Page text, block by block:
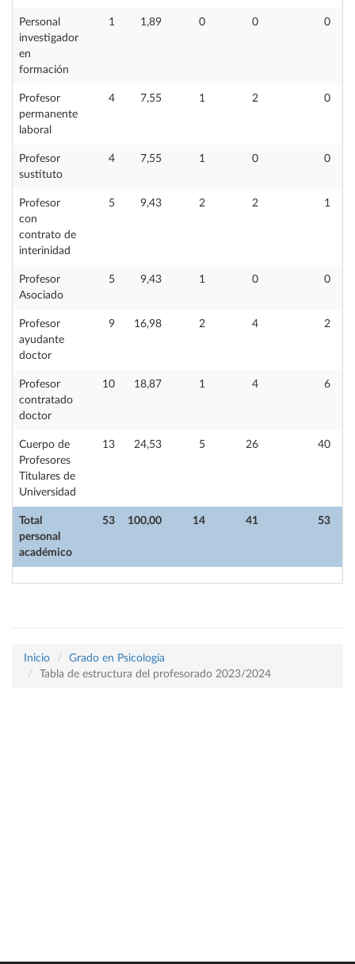
Total
personal
académico
53 100,00 14 41 53
Personal
investigador
en
formación
1 1,89 0 0 0
Profesor
permanente
laboral
4 7,55 1 2 0
Profesor
sustituto
4 7,55 1 0 0
Profesor
con
contrato de
interinidad
5 9,43 2 2 1
Profesor
Asociado
5 9,43 1 0 0
Profesor
ayudante
doctor
9 16,98 2 4 2
Profesor
contratado
doctor
10 18,87 1 4 6
Cuerpo de
Profesores
Titulares de
Universidad
13 24,53 5 26 40
Inicio
Grado en Psicología
Tabla de estructura del profesorado 2023/2024